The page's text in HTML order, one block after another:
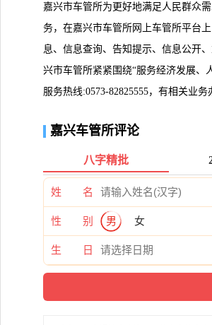
嘉兴市车管所为更好地满足人民群众
务，在嘉兴市车管所网上车管所平台
息、信息查询、告知提示、信息公开
兴市车管所紧紧围绕“服务经济发展、
服务热线:0573-82825555，有相关业
嘉兴车管所评论
八字精批
姓 名
性 别 男 女
生 日